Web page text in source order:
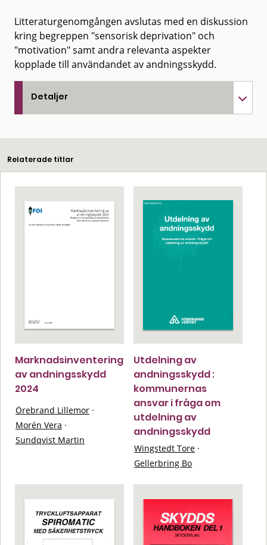
Litteraturgenomgången avslutas med en diskussion
kring begreppen "sensorisk deprivation" och
"motivation" samt andra relevanta aspekter
kopplade till användandet av andningsskydd.
Detaljer
Relaterade titlar
Marknadsinventering
av andningsskydd
2024
Örebrand Lillemor ·
Morén Vera ·
Sundqvist Martin
Utdelning av
andningsskydd :
kommunernas
ansvar i fråga om
utdelning av
andningsskydd
Wingstedt Tore ·
Gellerbring Bo